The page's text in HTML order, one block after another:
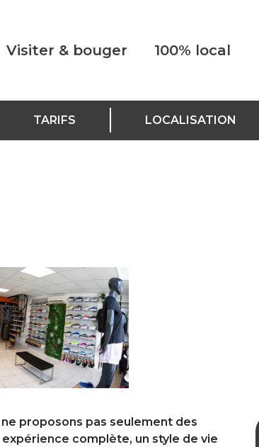
Visiter & bouger 100% local
TARIFS LOCALISATION
proposons pas seulement des
complète, un style de vie